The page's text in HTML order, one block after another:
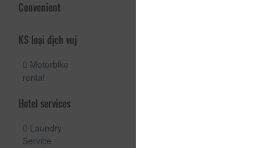
Convenient
KS loại dịch vuj
Motorbike
rental
Hotel services
Laundry
Service